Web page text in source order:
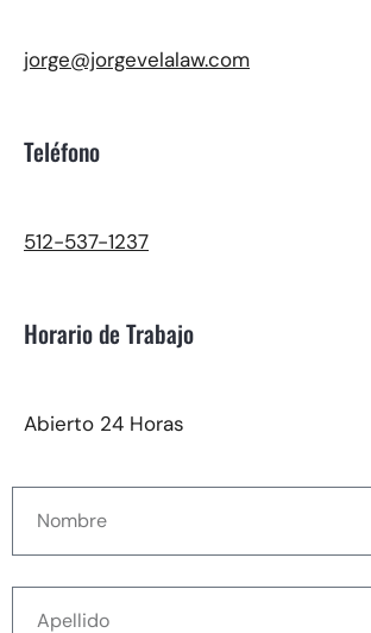
jorge@jorgevelalaw.com
Teléfono
512-537-1237
Horario de Trabajo
Abierto 24 Horas